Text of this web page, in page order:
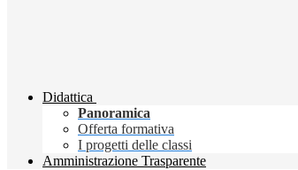
Didattica
Panoramica
Offerta formativa
I progetti delle classi
Amministrazione Trasparente